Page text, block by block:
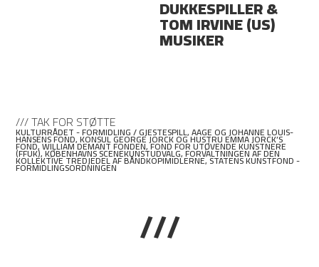
DUKKESPILLER &
TOM IRVINE (US)
MUSIKER
/// TAK FOR STØTTE
KULTURRÅDET - FORMIDLING / GJESTESPILL, AAGE OG JOHANNE LOUIS-
HANSENS FOND, KONSUL GEORGE JORCK OG HUSTRU EMMA JORCK’S
FOND, WILLIAM DEMANT FONDEN, FOND FOR UTØVENDE KUNSTNERE
(FFUK), KØBENHAVNS SCENEKUNSTUDVALG, FORVALTNINGEN AF DEN
KOLLEKTIVE TREDJEDEL AF BÅNDKOPIMIDLERNE, STATENS KUNSTFOND -
FORMIDLINGSORDNINGEN
///